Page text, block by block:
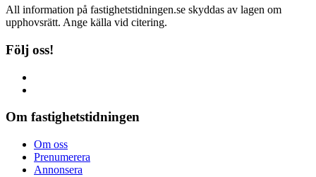
All information på fastighetstidningen.se skyddas av lagen om
upphovsrätt. Ange källa vid citering.
Följ oss!
Om fastighetstidningen
Om oss
Prenumerera
Annonsera